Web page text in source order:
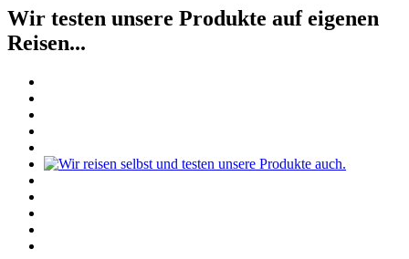
Wir testen unsere Produkte auf eigenen
Reisen...